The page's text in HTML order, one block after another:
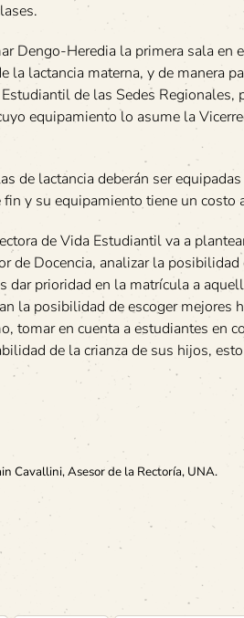
Dengo-Heredia la primera sala en
la lactancia materna, y de manera
de las Sedes Regionales,
equipamiento lo asume la
de lactancia deberán ser
fin y su equipamiento tiene un
de Vida Estudiantil va a
de Docencia, analizar la
dar prioridad en la matrícula a
la posibilidad de escoger mejores
tomar en cuenta a estudiantes en
de la crianza de sus hijos,
Cavallini, Asesor de la Rectoría, UNA.